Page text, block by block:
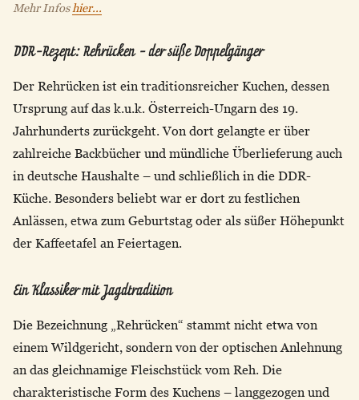
Mehr Infoshier...
DDR-Rezept: Rehrücken - der süße Doppelgänger
Der Rehrücken ist ein traditionsreicher Kuchen, dessen
Ursprung auf das k.u.k. Österreich-Ungarn des 19.
Jahrhunderts zurückgeht. Von dort gelangte er über
zahlreiche Backbücher und mündliche Überlieferung auch
in deutsche Haushalte – und schließlich in die DDR-
Küche. Besonders beliebt war er dort zu festlichen
Anlässen, etwa zum Geburtstag oder als süßer Höhepunkt
der Kaffeetafel an Feiertagen.
Ein Klassiker mit Jagdtradition
Die Bezeichnung „Rehrücken“ stammt nicht etwa von
einem Wildgericht, sondern von der optischen Anlehnung
an das gleichnamige Fleischstück vom Reh. Die
charakteristische Form des Kuchens – langgezogen und